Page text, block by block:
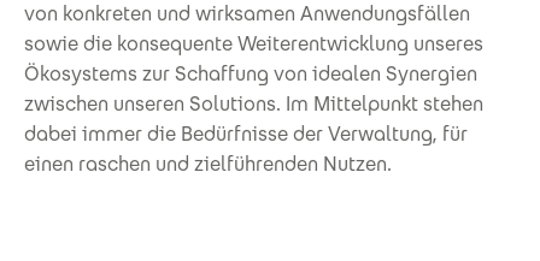
von konkreten und wirksamen Anwendungsfällen
sowie die konsequente Weiterentwicklung unseres
Ökosystems zur Schaffung von idealen Synergien
zwischen unseren Solutions. Im Mittelpunkt stehen
dabei immer die Bedürfnisse der Verwaltung, für
einen raschen und zielführenden Nutzen.